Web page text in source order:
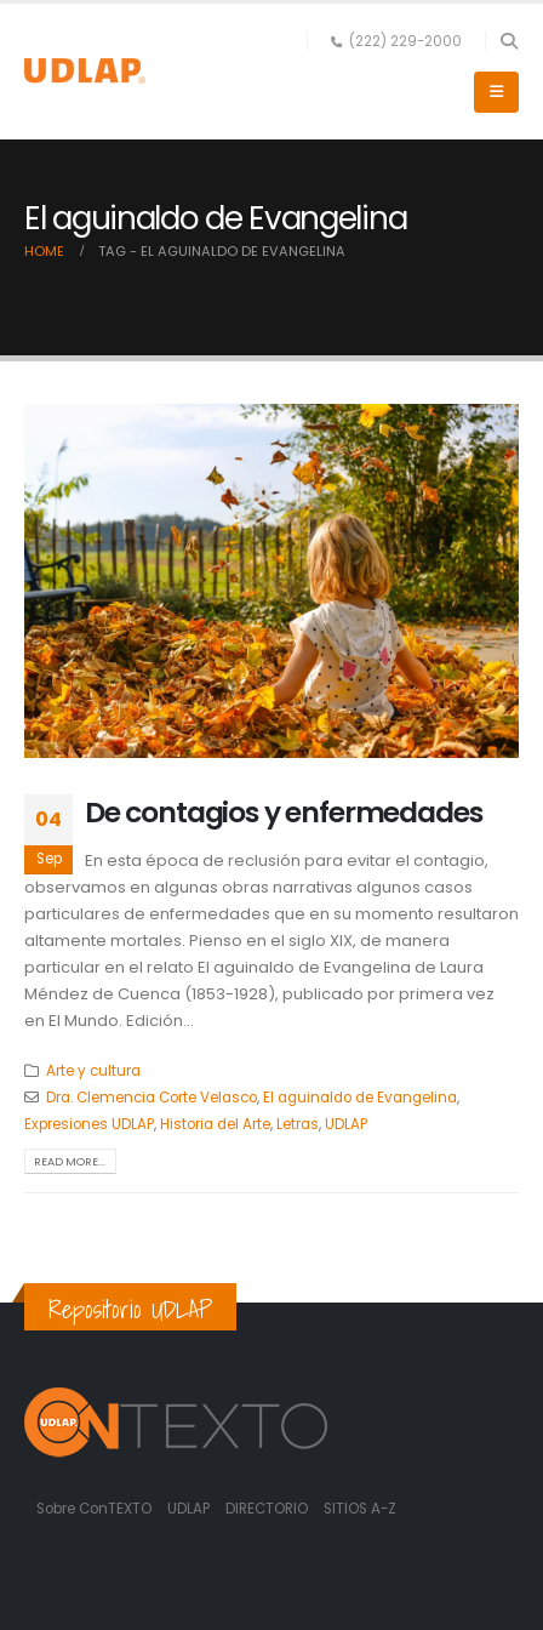
(222) 229-2000
El aguinaldo de Evangelina
HOME TAG - EL AGUINALDO DE EVANGELINA
04
Sep
De contagios y enfermedades
En esta época de reclusión para evitar el contagio,
observamos en algunas obras narrativas algunos casos
particulares de enfermedades que en su momento resultaron
altamente mortales. Pienso en el siglo XIX, de manera
particular en el relato El aguinaldo de Evangelina de Laura
Méndez de Cuenca (1853-1928), publicado por primera vez
en El Mundo. Edición...
Arte y cultura
Dra. Clemencia Corte Velasco,El aguinaldo de Evangelina,
Expresiones UDLAP,Historia del Arte,Letras,UDLAP
READ MORE...
Repositorio UDLAP
Sobre ConTEXTO UDLAP DIRECTORIO SITIOS A-Z